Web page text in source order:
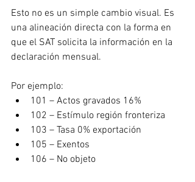
Esto no es un simple cambio visual. Es
una alineación directa con la forma en
que el SAT solicita la información en la
declaración mensual.
Por ejemplo:
101 – Actos gravados 16%
102 – Estímulo región fronteriza
103 – Tasa 0% exportación
105 – Exentos
106 – No objeto